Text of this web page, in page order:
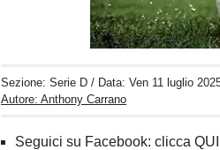
Unmute
Loaded:
100.00%
Sezione:Serie D / Data:Ven 11 luglio
Autore: Anthony Carrano
Seguici su Facebook: clicca QUI